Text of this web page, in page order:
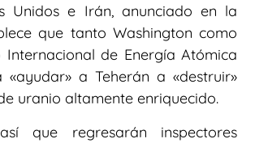
Unidos e Irán, anunciado en la
que tanto Washington como
Internacional de Energía Atómica
«ayudar» a Teherán a «destruir»
uranio altamente enriquecido.
que regresarán inspectores